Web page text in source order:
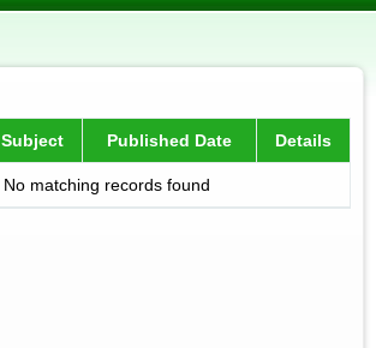
Subject Published Date Details
No matching records found